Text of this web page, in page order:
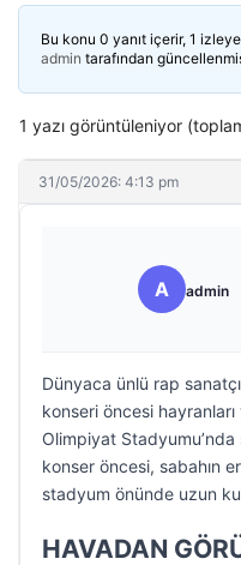
Bu konu 0 yanıt içerir, 1
admin tarafından
1 yazı görüntüleniyor
31/05/2026: 4:13 pm
A admin
Dünyaca ünlü rap
konseri öncesi
Olimpiyat Stadyumu’nda
konser öncesi, sabahın
stadyum önünde uzun
HAVADAN